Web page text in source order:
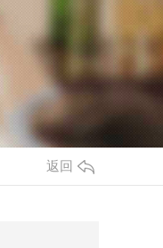
泡水泥保温板
水泥保温板哪家好
返回